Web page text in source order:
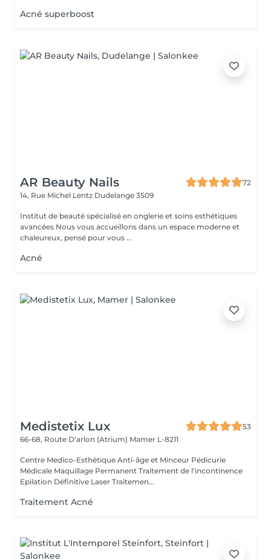
Acné superboost
AR Beauty Nails
72
14, Rue Michel Lentz Dudelange 3509
Institut de beauté spécialisé en onglerie et soins esthétiques
avancées Nous vous accueillons dans un espace moderne et
chaleureux, pensé pour vous ...
Acné
Medistetix Lux
53
66-68, Route D'arlon (Atrium) Mamer L-8211
Centre Medico-Esthétique Anti-âge et Minceur Pédicurie
Médicale Maquillage Permanent Traitement de l'incontinence
Epilation Définitive Laser Traitemen...
Traitement Acné